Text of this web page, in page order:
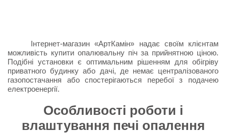
Інтернет-магазин «АртКамін» надає своїм клієнтам
можливість купити опалювальну піч за прийнятною ціною.
Подібні установки є оптимальним рішенням для обігріву
приватного будинку або дачі, де немає централізованого
газопостачання або спостерігаються перебої з подачею
електроенергії.
Особливості роботи і
влаштування печі опалення